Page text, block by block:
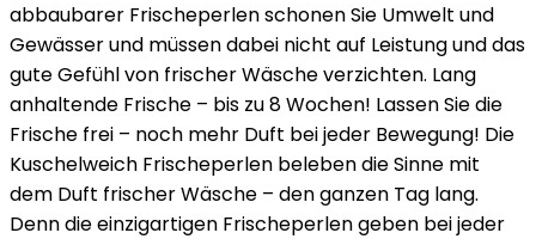
abbaubarer Frischeperlen schonen Sie Umwelt und
Gewässer und müssen dabei nicht auf Leistung und das
gute Gefühl von frischer Wäsche verzichten. Lang
anhaltende Frische – bis zu 8 Wochen! Lassen Sie die
Frische frei – noch mehr Duft bei jeder Bewegung! Die
Kuschelweich Frischeperlen beleben die Sinne mit
dem Duft frischer Wäsche – den ganzen Tag lang.
Denn die einzigartigen Frischeperlen geben bei jeder